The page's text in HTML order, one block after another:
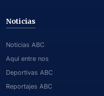
Noticias
Noticias ABC
Aquí entre nos
Deportivas ABC
Reportajes ABC